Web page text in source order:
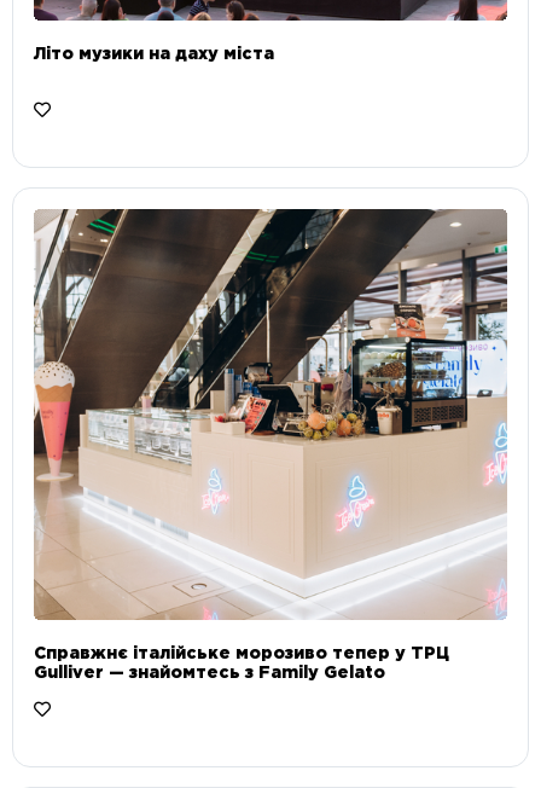
Літо музики на даху міста
Справжнє італійське морозиво тепер у ТРЦ
Gulliver — знайомтесь з Family Gelato